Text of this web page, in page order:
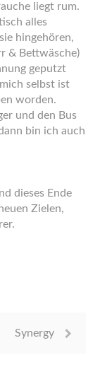
liegt rum.
alles
hingehören,
& Bettwäsche)
geputzt
selbst ist
worden.
und den Bus
bin ich auch
dieses Ende
Zielen,
Synergy